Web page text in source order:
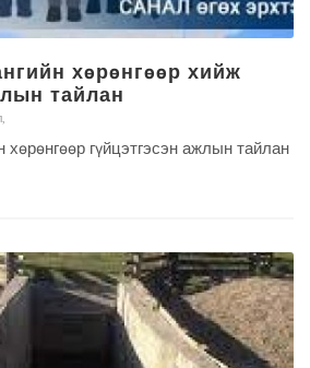
хөрөнгөөр хийж
тайлан
гүйцэтгэсэн ажлын тайлан